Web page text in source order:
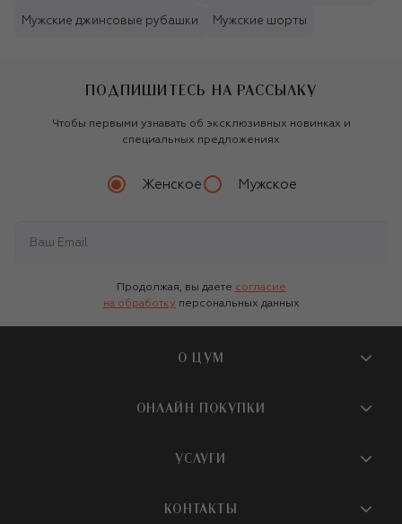
Мужские джинсовые рубашки Мужские шорты
ПОДПИШИТЕСЬ НА РАССЫЛКУ
Чтобы первыми узнавать об эксклюзивных новинках и
специальных предложениях
Женское Мужское
Продолжая, вы даете согласие
на обработку персональных данных
О ЦУМ
О магазине
Бутики и ПВЗ ЦУМ
ОНЛАЙН ПОКУПКИ
Доставка
УСЛУГИ
КОНТАКТЫ